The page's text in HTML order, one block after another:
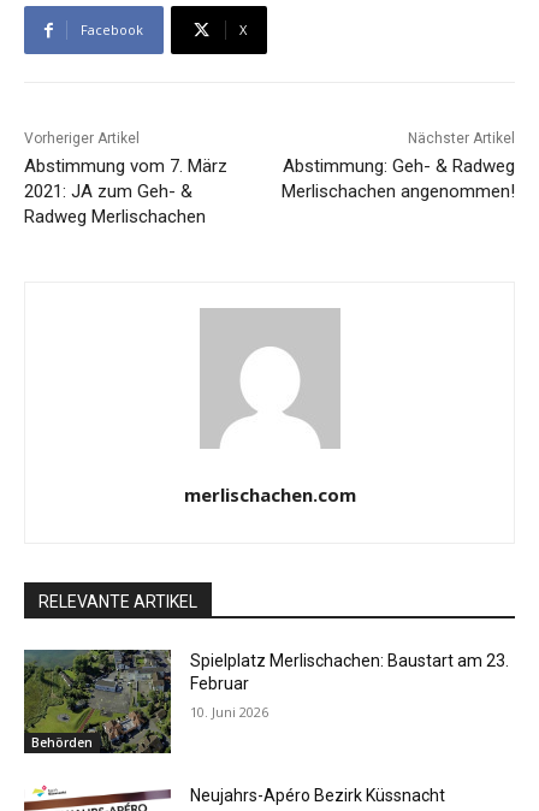
Facebook X
Vorheriger Artikel
Abstimmung vom 7. März
2021: JA zum Geh- &
Radweg Merlischachen
Nächster Artikel
Abstimmung: Geh- & Radweg
Merlischachen angenommen!
merlischachen.com
RELEVANTE ARTIKEL
Behörden
Spielplatz Merlischachen: Baustart am 23.
Februar
10. Juni 2026
Neujahrs-Apéro Bezirk Küssnacht